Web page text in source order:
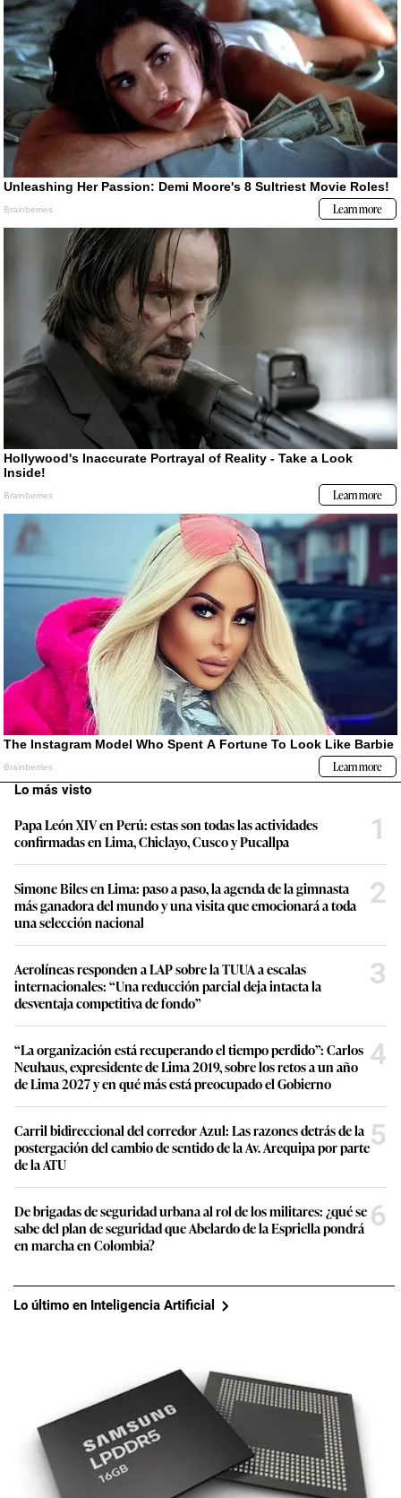
Lo más visto
Papa León XIV en Perú: estas son todas las actividades
confirmadas en Lima, Chiclayo, Cusco y Pucallpa
1
Simone Biles en Lima: paso a paso, la agenda de la gimnasta
más ganadora del mundo y una visita que emocionará a toda
una selección nacional
2
Aerolíneas responden a LAP sobre la TUUA a escalas
internacionales: “Una reducción parcial deja intacta la
desventaja competitiva de fondo”
3
“La organización está recuperando el tiempo perdido”: Carlos
Neuhaus, expresidente de Lima 2019, sobre los retos a un año
de Lima 2027 y en qué más está preocupado el Gobierno
4
Carril bidireccional del corredor Azul: Las razones detrás de la
postergación del cambio de sentido de la Av. Arequipa por parte
de la ATU
5
De brigadas de seguridad urbana al rol de los militares: ¿qué se
sabe del plan de seguridad que Abelardo de la Espriella pondrá
en marcha en Colombia?
6
Lo último en Inteligencia Artificial